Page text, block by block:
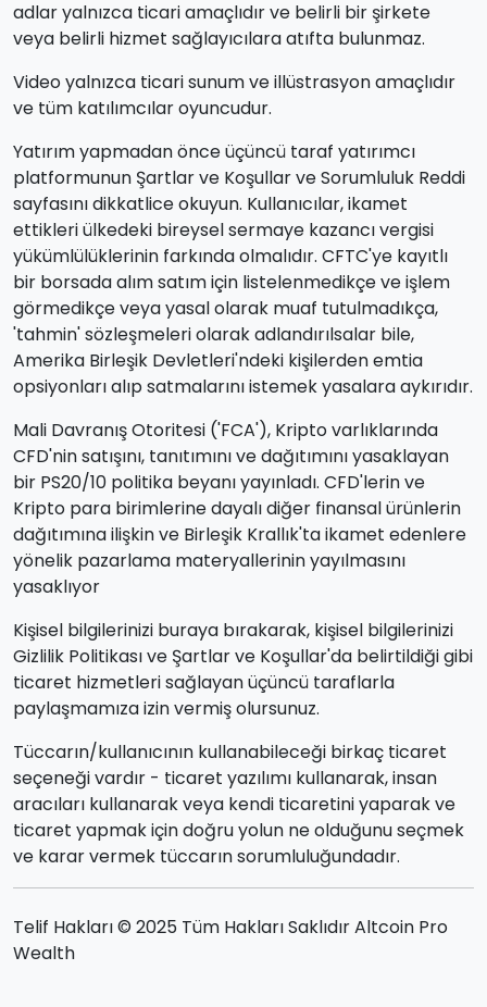
adlar yalnızca ticari amaçlıdır ve belirli bir şirkete
veya belirli hizmet sağlayıcılara atıfta bulunmaz.
Video yalnızca ticari sunum ve illüstrasyon amaçlıdır
ve tüm katılımcılar oyuncudur.
Yatırım yapmadan önce üçüncü taraf yatırımcı
platformunun Şartlar ve Koşullar ve Sorumluluk Reddi
sayfasını dikkatlice okuyun. Kullanıcılar, ikamet
ettikleri ülkedeki bireysel sermaye kazancı vergisi
yükümlülüklerinin farkında olmalıdır. CFTC'ye kayıtlı
bir borsada alım satım için listelenmedikçe ve işlem
görmedikçe veya yasal olarak muaf tutulmadıkça,
'tahmin' sözleşmeleri olarak adlandırılsalar bile,
Amerika Birleşik Devletleri'ndeki kişilerden emtia
opsiyonları alıp satmalarını istemek yasalara aykırıdır.
Mali Davranış Otoritesi ('FCA'), Kripto varlıklarında
CFD'nin satışını, tanıtımını ve dağıtımını yasaklayan
bir PS20/10 politika beyanı yayınladı. CFD'lerin ve
Kripto para birimlerine dayalı diğer finansal ürünlerin
dağıtımına ilişkin ve Birleşik Krallık'ta ikamet edenlere
yönelik pazarlama materyallerinin yayılmasını
yasaklıyor
Kişisel bilgilerinizi buraya bırakarak, kişisel bilgilerinizi
Gizlilik Politikası ve Şartlar ve Koşullar'da belirtildiği gibi
ticaret hizmetleri sağlayan üçüncü taraflarla
paylaşmamıza izin vermiş olursunuz.
Tüccarın/kullanıcının kullanabileceği birkaç ticaret
seçeneği vardır - ticaret yazılımı kullanarak, insan
aracıları kullanarak veya kendi ticaretini yaparak ve
ticaret yapmak için doğru yolun ne olduğunu seçmek
ve karar vermek tüccarın sorumluluğundadır.
Telif Hakları © 2025 Tüm Hakları Saklıdır Altcoin Pro
Wealth